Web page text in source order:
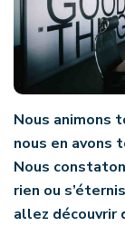
Nous animons
nous en avons
Nous
rien ou
allez découvrir